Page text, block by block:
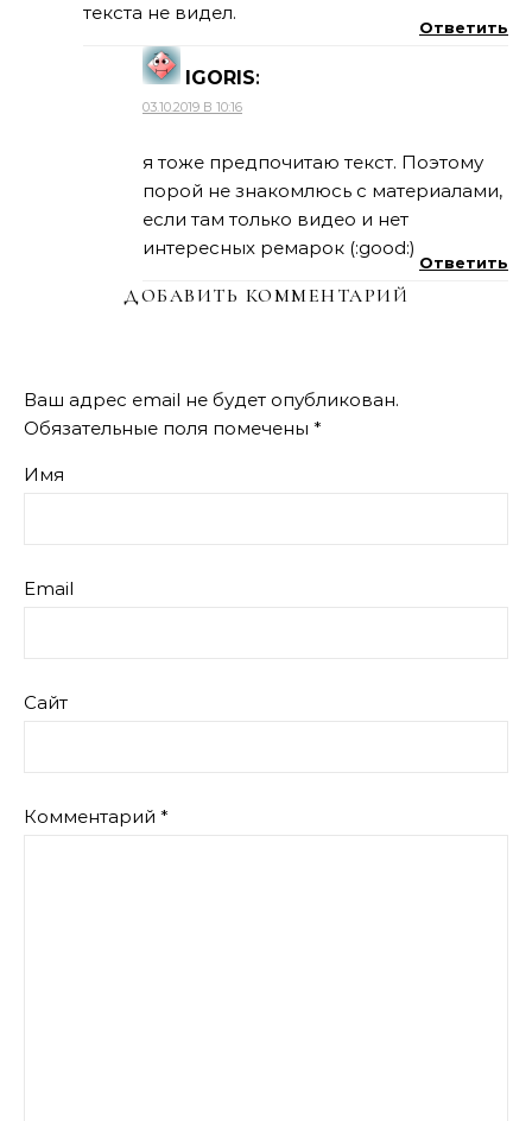
текста не видел.
Ответить
IGORIS:
03.10.2019 В 10:16
я тоже предпочитаю текст. Поэтому
порой не знакомлюсь с материалами,
если там только видео и нет
интересных ремарок (:good:)
Ответить
ДОБАВИТЬ КОММЕНТАРИЙ
Ваш адрес email не будет опубликован.
Обязательные поля помечены *
Имя
Email
Сайт
Комментарий *